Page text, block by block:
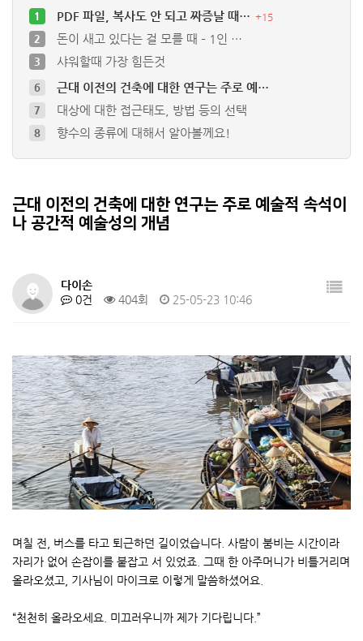
근대 이전의 건축에 대한 연구는 주로 예…
대상에 대한 접근태도, 방법 등의 선택
향수의 종류에 대해서 알아볼께요!
미용실에서 머리를 하다가 듣는 이야기들은…
5 아파트 관리비를 받아보면 항상 드는 생각…
1 PDF 파일, 복사도 안 되고 짜증날 때… +15
2 돈이 새고 있다는 걸 모를 때 – 1인 …
3 샤워할때 가장 힘든것
근대 이전의 건축에 대한 연구는 주로 예술적 속석이
나 공간적 예술성의 개념
다이손
0건
404회 25-05-23 10:46
며칠 전, 버스를 타고 퇴근하던 길이었습니다. 사람이 붐비는 시간이라
자리가 없어 손잡이를 붙잡고 서 있었죠. 그때 한 아주머니가 비틀거리며
올라오셨고, 기사님이 마이크로 이렇게 말씀하셨어요.
“천천히 올라오세요. 미끄러우니까 제가 기다립니다.”